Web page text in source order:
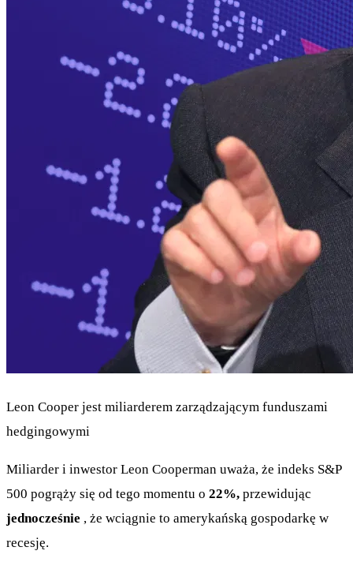
Leon Cooper jest miliarderem zarządzającym funduszami
hedgingowymi
Miliarder i inwestor Leon Cooperman uważa, że indeks S&P
500 pogrąży się od tego momentu o 22%, przewidując
jednocześnie , że wciągnie to amerykańską gospodarkę w
recesję.